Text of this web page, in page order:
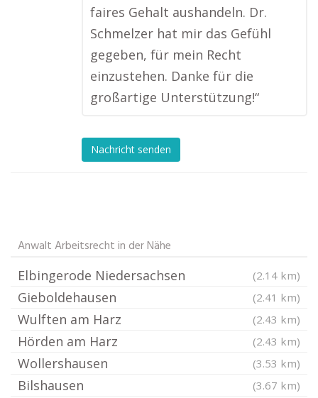
faires Gehalt aushandeln. Dr.
Schmelzer hat mir das Gefühl
gegeben, für mein Recht
einzustehen. Danke für die
großartige Unterstützung!“
Nachricht senden
Anwalt Arbeitsrecht in der Nähe
Elbingerode Niedersachsen (2.14 km)
Gieboldehausen (2.41 km)
Wulften am Harz (2.43 km)
Hörden am Harz (2.43 km)
Wollershausen (3.53 km)
Bilshausen (3.67 km)